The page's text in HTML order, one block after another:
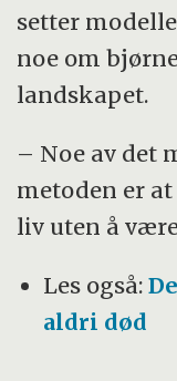
setter
noe om
landskapet.
– Noe av det
metoden er
liv uten å
Les også:
aldri død